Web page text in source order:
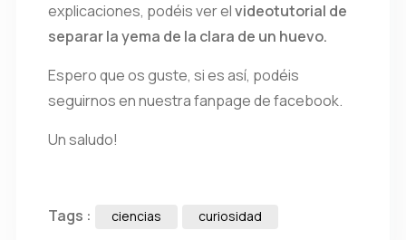
explicaciones, podéis ver elvideotutorial de
separar la yema de la clara de un huevo.
Espero que os guste, si es así, podéis
seguirnos en nuestra fanpage de facebook.
Un saludo!
Tags : ciencias curiosidad